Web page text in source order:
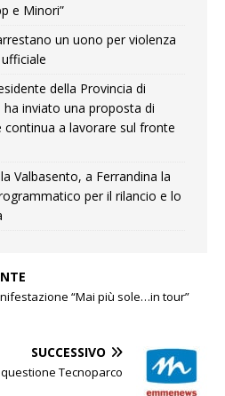
e Minori”
un uono per violenza
della Provincia di
inviato una proposta di
a lavorare sul fronte
Valbasento, a Ferrandina la
per il rilancio e lo
“Mai più sole…in tour”
SUCCESSIVO
Tecnoparco